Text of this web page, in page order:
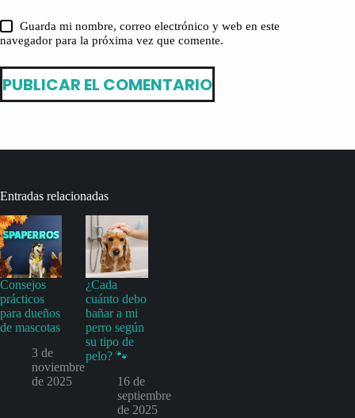
Guarda mi nombre, correo electrónico y web en este
navegador para la próxima vez que comente.
PUBLICAR EL COMENTARIO
Entradas relacionadas
Consejos
prácticos
para dueños
de mascotas
3 de
noviembre
de 2025
¿Cada
cuánto debo
bañar a mi
perro según
su tipo de
pelo? 🐾
16 de
septiembre
de 2025